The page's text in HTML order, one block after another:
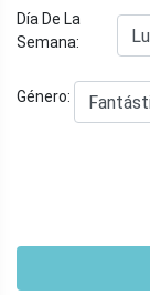
Día De La
Semana:
Género: